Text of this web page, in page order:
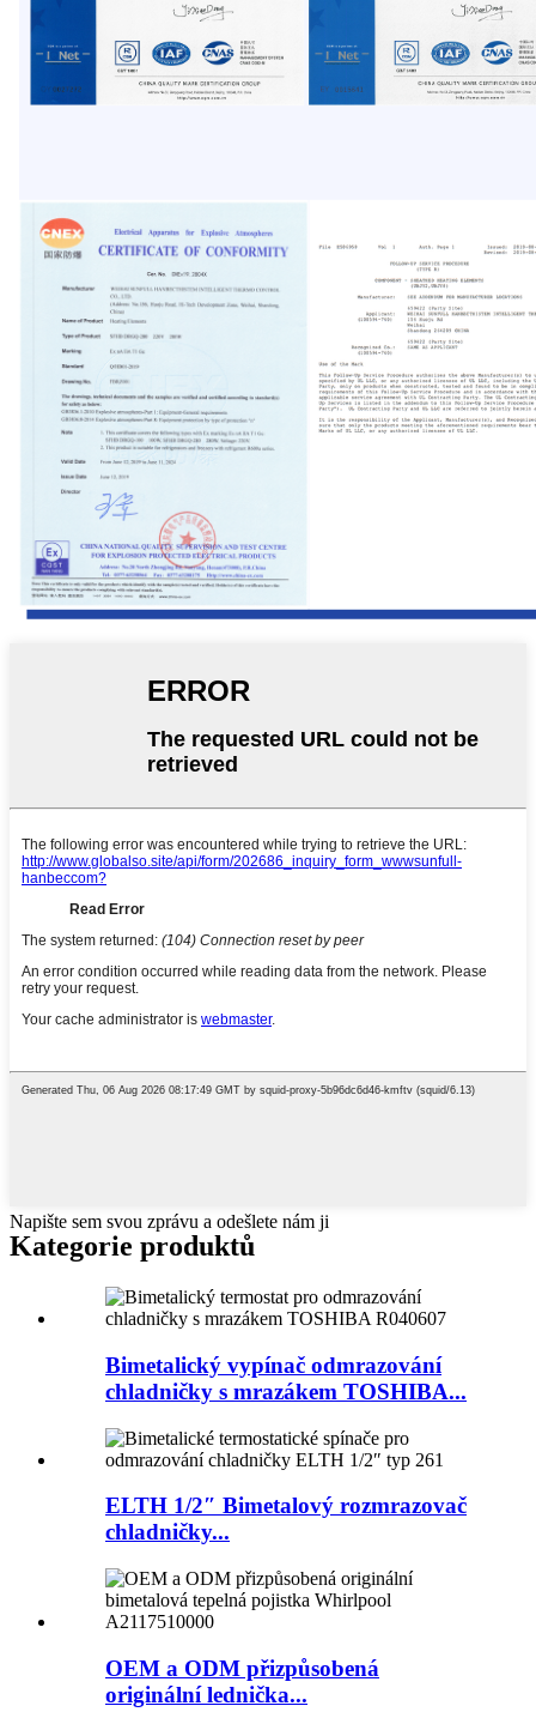
Napište sem svou zprávu a odešlete nám ji
Kategorie produktů
Bimetalický vypínač odmrazování
chladničky s mrazákem TOSHIBA...
ELTH 1/2″ Bimetalový rozmrazovač
chladničky...
OEM a ODM přizpůsobená
originální lednička...